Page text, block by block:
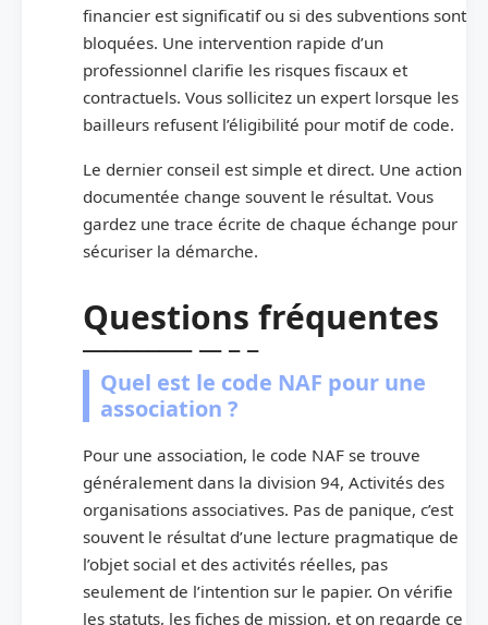
financier est significatif ou si des subventions sont
bloquées. Une intervention rapide d’un
professionnel clarifie les risques fiscaux et
contractuels. Vous sollicitez un expert lorsque les
bailleurs refusent l’éligibilité pour motif de code.
Le dernier conseil est simple et direct. Une action
documentée change souvent le résultat. Vous
gardez une trace écrite de chaque échange pour
sécuriser la démarche.
Questions fréquentes
Quel est le code NAF pour une
association ?
Pour une association, le code NAF se trouve
généralement dans la division 94, Activités des
organisations associatives. Pas de panique, c’est
souvent le résultat d’une lecture pragmatique de
l’objet social et des activités réelles, pas
seulement de l’intention sur le papier. On vérifie
les statuts, les fiches de mission, et on regarde ce